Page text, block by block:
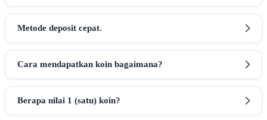
Metode deposit cepat.
Cara mendapatkan koin bagaimana?
Berapa nilai 1 (satu) koin?